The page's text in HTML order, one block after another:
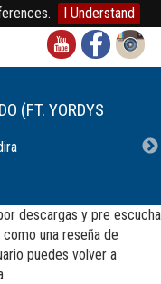
I Understand
(FT. YORDYS
descargas y pre escucha
una reseña de
puedes volver a